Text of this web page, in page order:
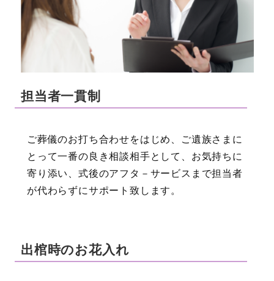
担当者一貫制
ご葬儀のお打ち合わせをはじめ、ご遺族さまに
とって一番の良き相談相手として、お気持ちに
寄り添い、式後のアフタ－サービスまで担当者
が代わらずにサポート致します。
出棺時のお花入れ